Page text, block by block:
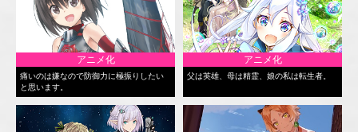
アニメ化
痛いのは嫌なので防御力に極振りしたい
と思います。
アニメ化
父は英雄、母は精霊、娘の私は転生者。